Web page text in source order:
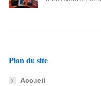
Plan du site
Accueil